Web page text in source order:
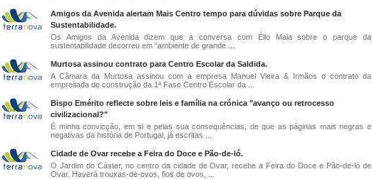
Amigos da Avenida alertam Mais Centro tempo para dúvidas sobre Parque da
Sustentabilidade.
Os Amigos da Avenida dizem que a conversa com Élio Maia sobre o parque da
sustentabilidade decorreu em “ambiente de grande ...
Murtosa assinou contrato para Centro Escolar da Saldida.
A Câmara da Murtosa assinou com a empresa Manuel Vieira & Irmãos o contrato da
empreitada de construção da 1ª Fase Centro Escolar da ...
Bispo Emérito reflecte sobre leis e família na crónica "avanço ou retrocesso
civilizacional?"
É minha convicção, em si e pelas sua consequências, de que as páginas mais negras e
negativas da história de Portugal, já escritas ...
Cidade de Ovar recebe a Feira do Doce e Pão-de-ló.
O Jardim do Cáster, no centro da cidade de Ovar, recebe a Feira do Doce e Pão-de-ló de
Ovar. Haverá trouxas-de-ovos, fios de ovos, ...